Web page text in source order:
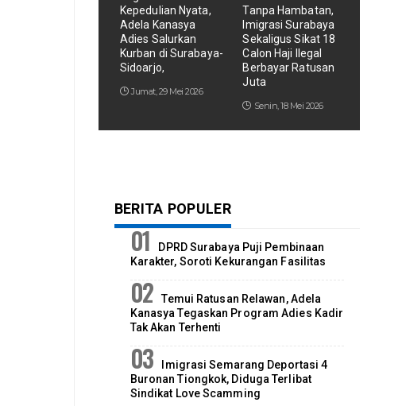
Kepedulian Nyata,
Adela Kanasya
Adies Salurkan
Kurban di Surabaya-
Sidoarjo,
Jumat, 29 Mei 2026
Tanpa Hambatan,
Imigrasi Surabaya
Sekaligus Sikat 18
Calon Haji Ilegal
Berbayar Ratusan
Juta
Senin, 18 Mei 2026
BERITA POPULER
DPRD Surabaya Puji Pembinaan
Karakter, Soroti Kekurangan Fasilitas
Temui Ratusan Relawan, Adela
Kanasya Tegaskan Program Adies Kadir
Tak Akan Terhenti
Imigrasi Semarang Deportasi 4
Buronan Tiongkok, Diduga Terlibat
Sindikat Love Scamming